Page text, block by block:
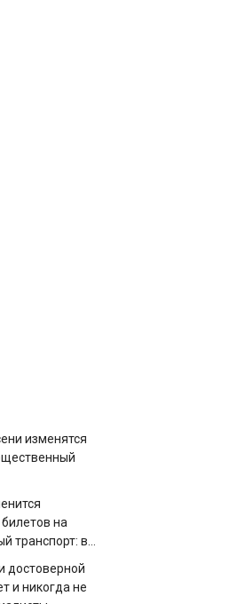
изменятся
на
транспорт: в
достоверной
и никогда не